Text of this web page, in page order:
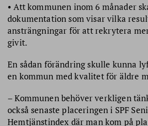
• Att kommunen inom 6 månader
dokumentation som visar vilka
ansträngningar för att rekrytera
givit.
En sådan förändring skulle kunna
en kommun med kvalitet för äldre
– Kommunen behöver verkligen
också senaste placeringen i SPF
Hemtjänstindex där man kom på